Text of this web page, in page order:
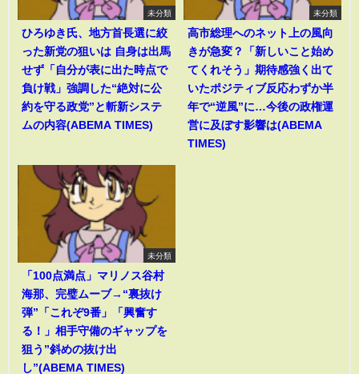
未分類
ひろゆき氏、地方首長選に絞
った新党の狙いは 自身は出馬
せず「自分が表に出た時点で
負け戦」強調した“絶対に公
約を守る政党”と斬新システ
ムの内容(ABEMA TIMES)
未分類
高市総理へのネット上の風向
きが急変？「新しいこと始め
てくれそう」期待感強く出て
いたポジティブ反応わずか半
年で“逆風”に…今後の政権運
営に及ぼす影響は(ABEMA
TIMES)
未分類
「100点満点」マリノス谷村
海那、完璧ムーブ→“裏抜け
弾”「これぞ9番」「興奮す
る！」相手守備のギャップを
狙う”斜めの抜け出
し”(ABEMA TIMES)